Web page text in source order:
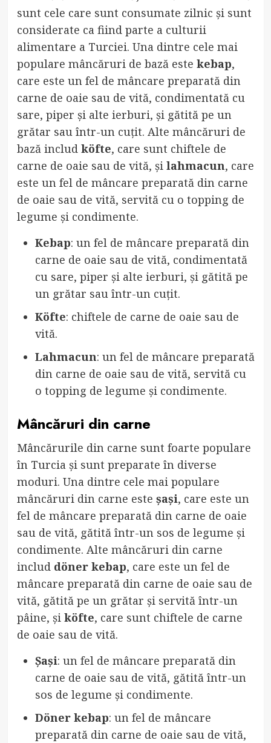
sunt cele care sunt consumate zilnic și sunt
considerate ca fiind parte a culturii
alimentare a Turciei. Una dintre cele mai
populare mâncăruri de bază este kebap,
care este un fel de mâncare preparată din
carne de oaie sau de vită, condimentată cu
sare, piper și alte ierburi, și gătită pe un
grătar sau într-un cuțit. Alte mâncăruri de
bază includ köfte, care sunt chiftele de
carne de oaie sau de vită, și lahmacun, care
este un fel de mâncare preparată din carne
de oaie sau de vită, servită cu o topping de
legume și condimente.
Kebap: un fel de mâncare preparată din
carne de oaie sau de vită, condimentată
cu sare, piper și alte ierburi, și gătită pe
un grătar sau într-un cuțit.
Köfte: chiftele de carne de oaie sau de
vită.
Lahmacun: un fel de mâncare preparată
din carne de oaie sau de vită, servită cu
o topping de legume și condimente.
Mâncăruri din carne
Mâncărurile din carne sunt foarte populare
în Turcia și sunt preparate în diverse
moduri. Una dintre cele mai populare
mâncăruri din carne este șași, care este un
fel de mâncare preparată din carne de oaie
sau de vită, gătită într-un sos de legume și
condimente. Alte mâncăruri din carne
includ döner kebap, care este un fel de
mâncare preparată din carne de oaie sau de
vită, gătită pe un grătar și servită într-un
pâine, și köfte, care sunt chiftele de carne
de oaie sau de vită.
Șași: un fel de mâncare preparată din
carne de oaie sau de vită, gătită într-un
sos de legume și condimente.
Döner kebap: un fel de mâncare
preparată din carne de oaie sau de vită,